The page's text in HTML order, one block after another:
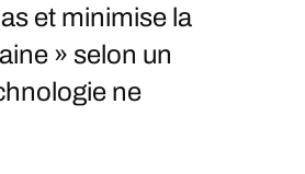
et minimise la
» selon un
ne